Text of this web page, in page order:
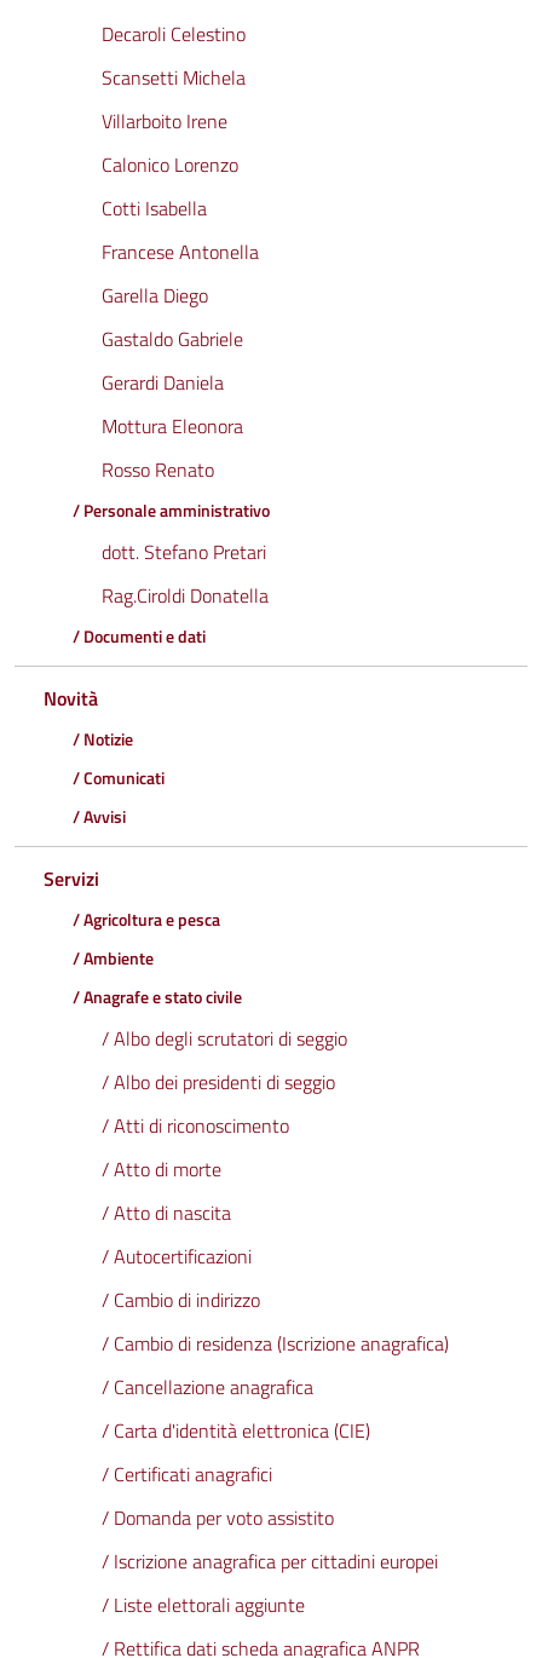
Decaroli Celestino
Scansetti Michela
Villarboito Irene
Calonico Lorenzo
Cotti Isabella
Francese Antonella
Garella Diego
Gastaldo Gabriele
Gerardi Daniela
Mottura Eleonora
Rosso Renato
/ Personale amministrativo
dott. Stefano Pretari
Rag.Ciroldi Donatella
/ Documenti e dati
Novità
/ Notizie
/ Comunicati
/ Avvisi
Servizi
/ Agricoltura e pesca
/ Ambiente
/ Anagrafe e stato civile
/ Albo degli scrutatori di seggio
/ Albo dei presidenti di seggio
/ Atti di riconoscimento
/ Atto di morte
/ Atto di nascita
/ Autocertificazioni
/ Cambio di indirizzo
/ Cambio di residenza (Iscrizione anagrafica)
/ Cancellazione anagrafica
/ Carta d'identità elettronica (CIE)
/ Certificati anagrafici
/ Domanda per voto assistito
/ Iscrizione anagrafica per cittadini europei
/ Liste elettorali aggiunte
/ Rettifica dati scheda anagrafica ANPR